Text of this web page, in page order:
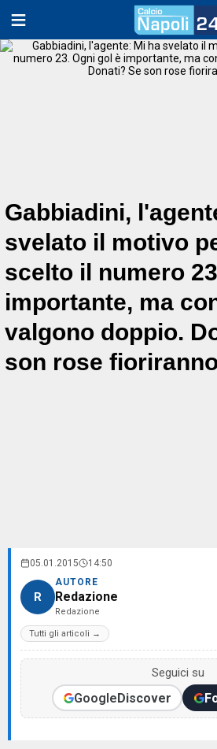
Gabbiadini,
svelato il motivo
scelto il numero
importante, ma
valgono doppio.
son rose
05.01.2015 14:50
R
AUTORE
Redazione
Redazione
Tutti gli articoli →
Seguici su
GoogleDiscover